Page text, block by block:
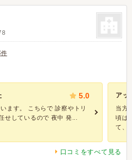
件
5.0
ます。 こちらで 診察やトリ
せしているので 夜中 発...
アッ
当方
頃は
て、
口コミをすべて見る